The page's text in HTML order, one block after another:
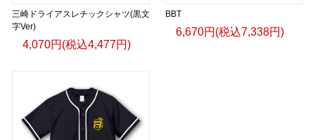
三崎ドライアスレチックシャツ(黒文
字Ver)
4,070円(税込4,477円)
BBT
6,670円(税込7,338円)